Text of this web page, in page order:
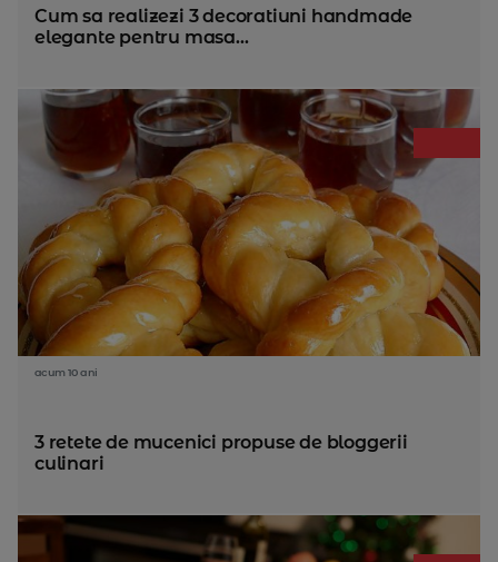
Cum sa realizezi 3 decoratiuni handmade
elegante pentru masa...
acum 10 ani
3 retete de mucenici propuse de bloggerii
culinari